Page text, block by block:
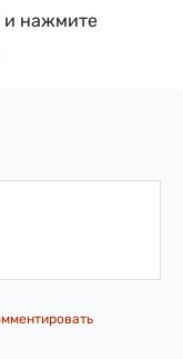
и нажмите